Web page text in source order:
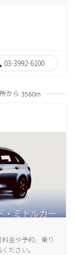
03-3992-6100
から 3560m
金や予約、乗り
ださい。